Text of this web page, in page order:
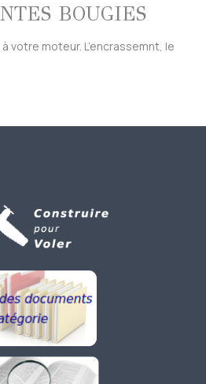
BOUGIES
votre moteur. L’encrassemnt, le